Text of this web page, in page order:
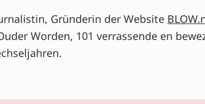
Gründerin der Website
Worden, 101 verrassende en